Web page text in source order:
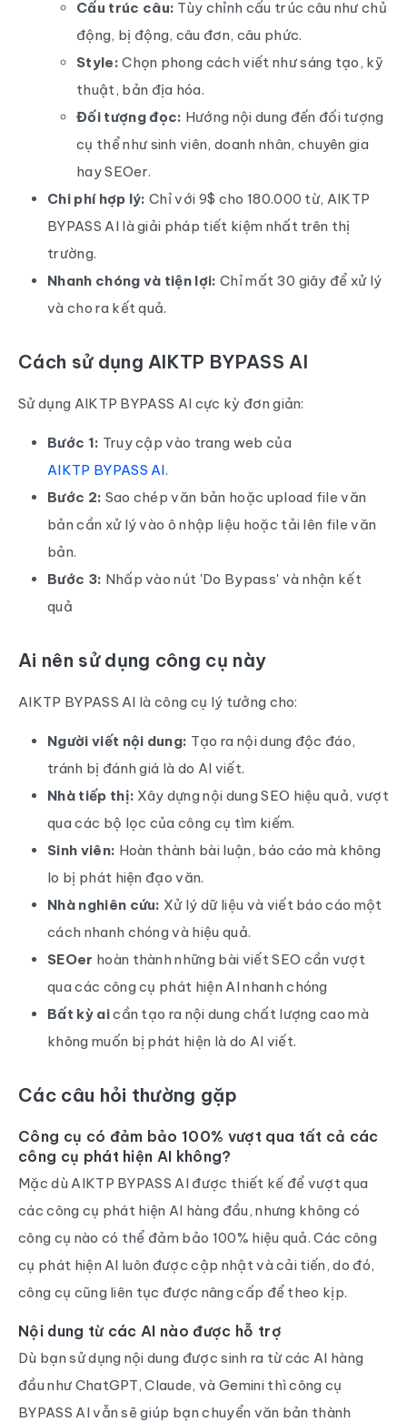
Cấu trúc câu: Tùy chỉnh cấu trúc câu như chủ
động, bị động, câu đơn, câu phức.
Style: Chọn phong cách viết như sáng tạo, kỹ
thuật, bản địa hóa.
Đối tượng đọc: Hướng nội dung đến đối tượng
cụ thể như sinh viên, doanh nhân, chuyên gia
hay SEOer.
Chi phí hợp lý: Chỉ với 9$ cho 180.000 từ, AIKTP
BYPASS AI là giải pháp tiết kiệm nhất trên thị
trường.
Nhanh chóng và tiện lợi: Chỉ mất 30 giây để xử lý
và cho ra kết quả.
Cách sử dụng AIKTP BYPASS AI
Sử dụng AIKTP BYPASS AI cực kỳ đơn giản:
Bước 1: Truy cập vào trang web của
AIKTP BYPASS AI.
Bước 2: Sao chép văn bản hoặc upload file văn
bản cần xử lý vào ô nhập liệu hoặc tải lên file văn
bản.
Bước 3: Nhấp vào nút 'Do Bypass' và nhận kết
quả
Ai nên sử dụng công cụ này
AIKTP BYPASS AI là công cụ lý tưởng cho:
Người viết nội dung: Tạo ra nội dung độc đáo,
tránh bị đánh giá là do AI viết.
Nhà tiếp thị: Xây dựng nội dung SEO hiệu quả, vượt
qua các bộ lọc của công cụ tìm kiếm.
Sinh viên: Hoàn thành bài luận, báo cáo mà không
lo bị phát hiện đạo văn.
Nhà nghiên cứu: Xử lý dữ liệu và viết báo cáo một
cách nhanh chóng và hiệu quả.
SEOer hoàn thành những bài viết SEO cần vượt
qua các công cụ phát hiện AI nhanh chóng
Bất kỳ aicần tạo ra nội dung chất lượng cao mà
không muốn bị phát hiện là do AI viết.
Các câu hỏi thường gặp
Công cụ có đảm bảo 100% vượt qua tất cả các
công cụ phát hiện AI không?
Mặc dù AIKTP BYPASS AI được thiết kế để vượt qua
các công cụ phát hiện AI hàng đầu, nhưng không có
công cụ nào có thể đảm bảo 100% hiệu quả. Các công
cụ phát hiện AI luôn được cập nhật và cải tiến, do đó,
công cụ cũng liên tục được nâng cấp để theo kịp.
Nội dung từ các AI nào được hỗ trợ
Dù bạn sử dụng nội dung được sinh ra từ các AI hàng
đầu như ChatGPT, Claude, và Gemini thì công cụ
BYPASS AI vẫn sẽ giúp bạn chuyển văn bản thành